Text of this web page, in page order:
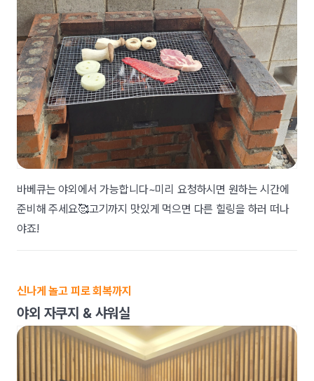
바베큐는 야외에서 가능합니다~미리 요청하시면 원하는 시간에
준비해 주세요🥰고기까지 맛있게 먹으면 다른 힐링을 하러 떠나
야죠!
신나게 놀고 피로 회복까지
야외 자쿠지 & 샤워실